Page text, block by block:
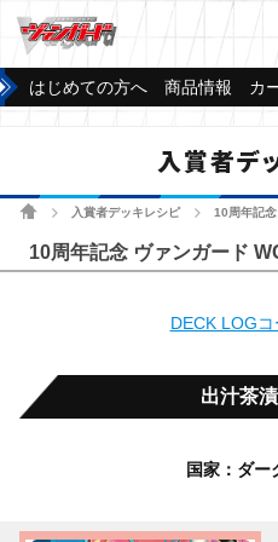
はじめての方へ 商品情報 カ
入賞者デ
ホーム 入賞者デッキレシピ 10周年記
10周年記念 ヴァンガード
DECK LOG
出汁茶
国家：ダー